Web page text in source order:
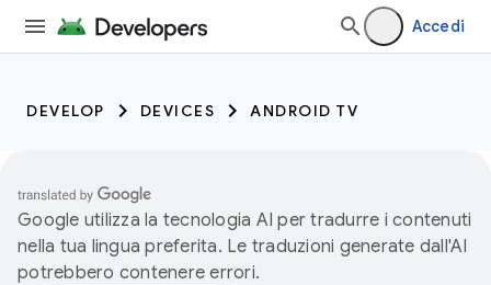
Accedi
DEVELOP DEVICES ANDROID TV
Google utilizza la tecnologia AI per tradurre i contenuti
nella tua lingua preferita. Le traduzioni generate dall'AI
potrebbero contenere errori.